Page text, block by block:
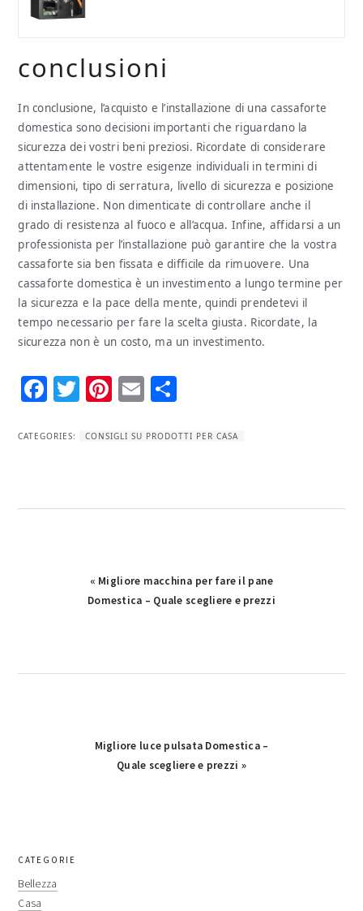
conclusioni
In conclusione, l’acquisto e l’installazione di una cassaforte
domestica sono decisioni importanti che riguardano la
sicurezza dei vostri beni preziosi. Ricordate di considerare
attentamente le vostre esigenze individuali in termini di
dimensioni, tipo di serratura, livello di sicurezza e posizione
di installazione. Non dimenticate di controllare anche il
grado di resistenza al fuoco e all’acqua. Infine, affidarsi a un
professionista per l’installazione può garantire che la vostra
cassaforte sia ben fissata e difficile da rimuovere. Una
cassaforte domestica è un investimento a lungo termine per
la sicurezza e la pace della mente, quindi prendetevi il
tempo necessario per fare la scelta giusta. Ricordate, la
sicurezza non è un costo, ma un investimento.
Facebook
Twitter
Pinterest
Email
CATEGORIES: CONSIGLI SU PRODOTTI PER CASA
Previous
Post:
« Migliore macchina per fare il pane
Domestica – Quale scegliere e prezzi
Next
Post:
Migliore luce pulsata Domestica –
Quale scegliere e prezzi »
primary
sidebar
CATEGORIE
Bellezza
Casa